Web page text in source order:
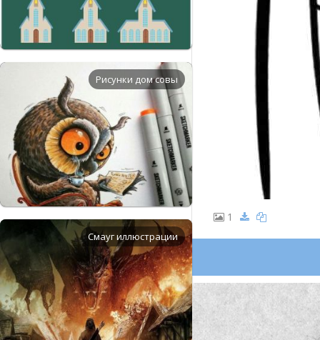
Рисунки дом совы
Смауг иллюстрации
1